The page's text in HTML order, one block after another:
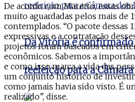
Da Vitória é
reeleição para a
De acordo com Maretto, essas
muito aguardadas pelos mais de
contemplados. “O pacote dessas
expressivas e a contratação
projetos foram baseados em
econômicos. Sabemos a
e como isso marca a vida das
um conjunto histórico de
como jamais havia sido visto. É
realizado”, disse.